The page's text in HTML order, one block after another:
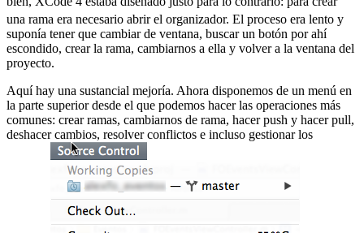
una rama era necesario abrir el organizador. El proceso era lento y
suponía tener que cambiar de ventana, buscar un botón por ahí
escondido, crear la rama, cambiarnos a ella y volver a la ventana del
proyecto.
Aquí hay una sustancial mejoría. Ahora disponemos de un menú en
la parte superior desde el que podemos hacer las operaciones más
comunes: crear ramas, cambiarnos de rama, hacer push y hacer pull,
deshacer cambios, resolver conflictos e incluso gestionar los